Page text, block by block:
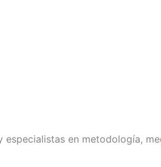
en metodología,